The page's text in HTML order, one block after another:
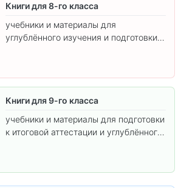
Книги для 8-го класса
учебники и материалы для
углублённого изучения и подготовки к
Книги для 9-го класса
учебники и материалы для подготовки
к итоговой аттестации и углублённого